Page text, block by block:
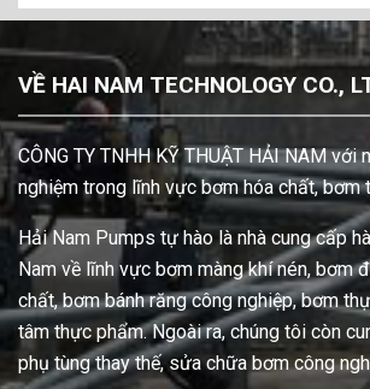
VỀ HAI NAM TECHNOLOGY CO.,
CÔNG TY TNHH KỸ THUẬT HẢI NAM với
nghiệm trong lĩnh vực bơm hóa chất, bơm
Hải Nam Pumps tự hào là nhà cung cấp
Nam về lĩnh vực bơm màng khí nén, bơm
chất, bơm bánh răng công nghiệp, bơm
tâm thực phẩm. Ngoài ra, chúng tôi còn
phụ tùng thay thế, sửa chữa bơm công